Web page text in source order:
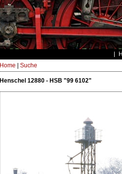
Home Suche
Henschel 12880 - HSB "99 6102"